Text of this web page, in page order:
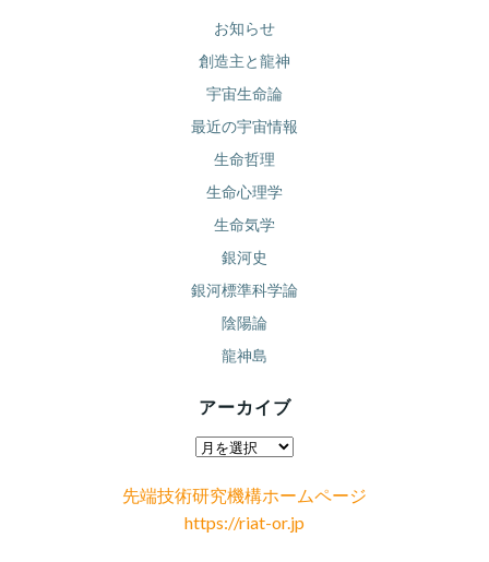
お知らせ
創造主と龍神
宇宙生命論
最近の宇宙情報
生命哲理
生命心理学
生命気学
銀河史
銀河標準科学論
陰陽論
龍神島
アーカイブ
ア
カ
イ
先端技術研究機構ホームページ
https://riat-or.jp